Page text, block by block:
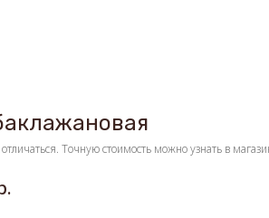
Точную стоимость можно узнать в